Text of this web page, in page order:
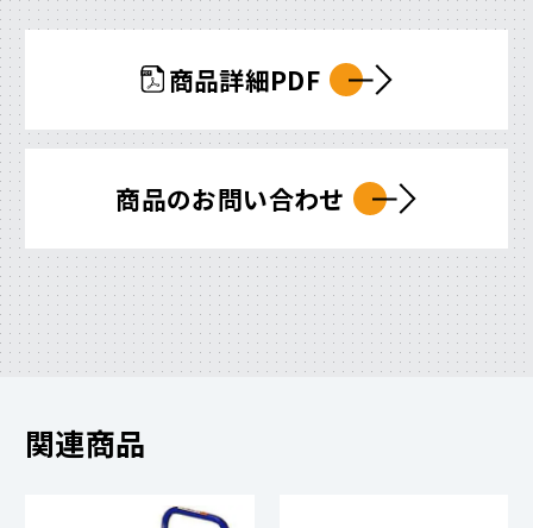
商品詳細PDF
商品のお問い合わせ
関連商品